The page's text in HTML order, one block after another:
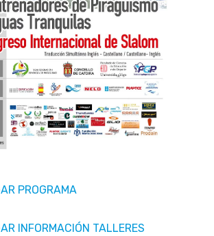
PROGRAMA
INFORMACIÓN TALLERES